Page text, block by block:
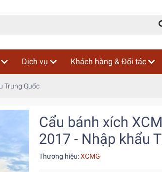
Dịch vụ Khách hàng & Đối tác
Trung Quốc
Cẩu bánh xích
2017 - Nhập khẩu
Thương hiệu:XCMG